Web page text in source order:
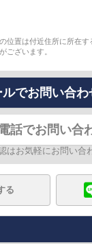
位置は付近住所に所在
ございます。
ルでお問い合
電話でお問い合
はお気軽にお問い合
る